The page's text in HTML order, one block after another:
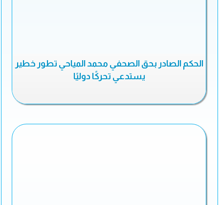
الحكم الصادر بحق الصحفي محمد المياحي تطور خطير
يستدعي تحركًا دوليًا